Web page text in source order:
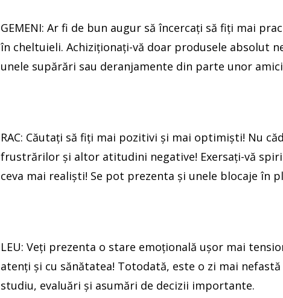
GEMENI: Ar fi de bun augur să încercaţi să fiţi mai
în cheltuieli. Achiziţionaţi-vă doar produsele absolut
unele supărări sau deranjamente din parte unor
RAC: Căutaţi să fiţi mai pozitivi şi mai optimişti! Nu
frustrărilor şi altor atitudini negative! Exersaţi-vă
ceva mai realiști! Se pot prezenta şi unele blocaje în
LEU: Veţi prezenta o stare emoţională uşor mai
atenţi şi cu sănătatea! Totodată, este o zi mai
studiu, evaluări şi asumări de decizii importante.